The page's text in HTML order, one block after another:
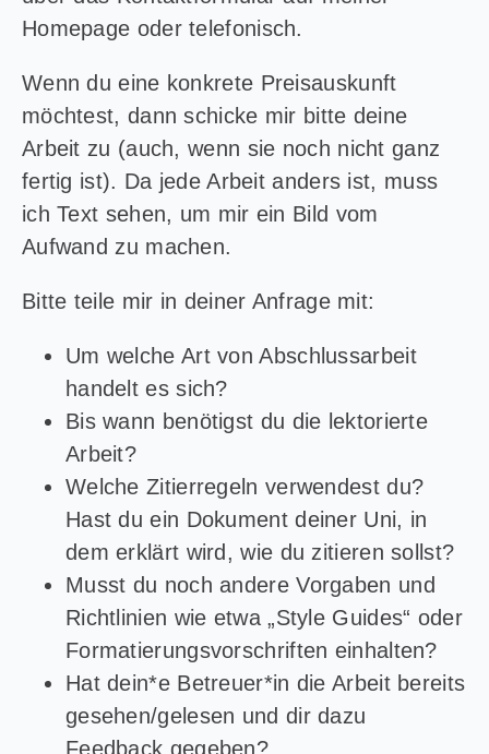
Homepage oder telefonisch.
Wenn du eine konkrete Preisauskunft
möchtest, dann schicke mir bitte deine
Arbeit zu (auch, wenn sie noch nicht ganz
fertig ist). Da jede Arbeit anders ist, muss
ich Text sehen, um mir ein Bild vom
Aufwand zu machen.
Bitte teile mir in deiner Anfrage mit:
Um welche Art von Abschlussarbeit
handelt es sich?
Bis wann benötigst du die lektorierte
Arbeit?
Welche Zitierregeln verwendest du?
Hast du ein Dokument deiner Uni, in
dem erklärt wird, wie du zitieren sollst?
Musst du noch andere Vorgaben und
Richtlinien wie etwa „Style Guides“ oder
Formatierungsvorschriften einhalten?
Hat dein*e Betreuer*in die Arbeit bereits
gesehen/gelesen und dir dazu
Feedback gegeben?